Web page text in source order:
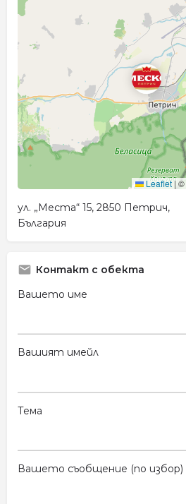
Leaflet |©
ул. „Места“ 15, 2850 Петрич,
България
Контакт с обекта
Вашето име
Вашият имейл
Тема
Вашето съобщение (по избор)